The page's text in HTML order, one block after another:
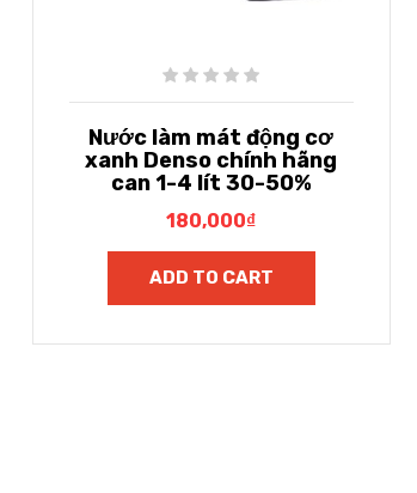
Nước làm mát động cơ
xanh Denso chính hãng
can 1-4 lít 30-50%
180,000₫
ADD TO CART